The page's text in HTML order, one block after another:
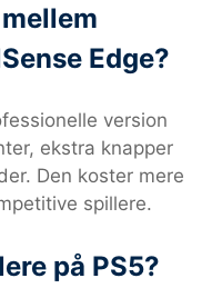
Edge?
version
ekstra knapper
Den koster mere
spillere.
på PS5?